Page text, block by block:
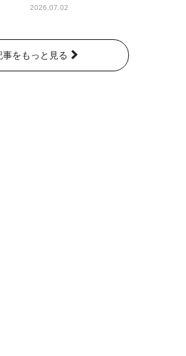
2026.07.02
事をもっと見る